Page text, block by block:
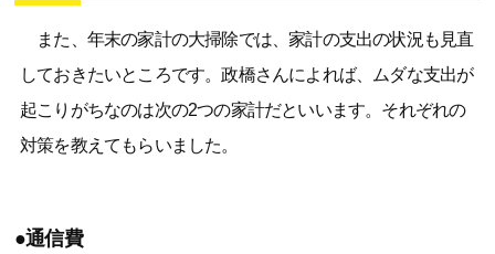
また、年末の家計の大掃除では、家計の支出の状況も見直
しておきたいところです。政橋さんによれば、ムダな支出が
起こりがちなのは次の2つの家計だといいます。それぞれの
対策を教えてもらいました。
●通信費